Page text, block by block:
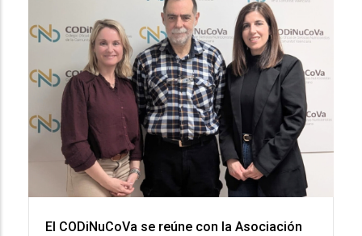
El CODiNuCoVa se reúne con la Asociación